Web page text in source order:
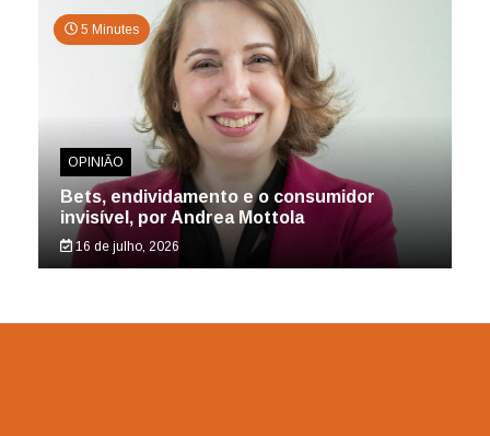
5 Minutes
OPINIÃO
Bets, endividamento e o consumidor
invisível, por Andrea Mottola
16 de julho, 2026